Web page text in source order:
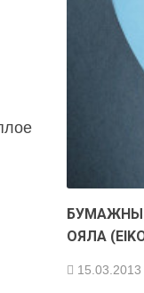
ОЯЛА
15.03.2013